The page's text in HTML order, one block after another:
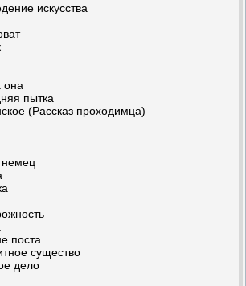
искусства
она
пытка
(Рассказ проходимца)
поста
существо
дело